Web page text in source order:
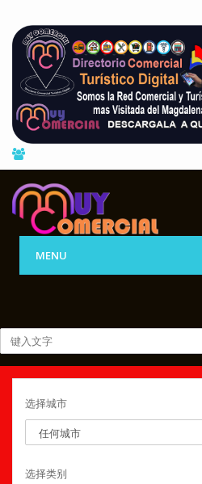
MENU
选择城市
选择类别